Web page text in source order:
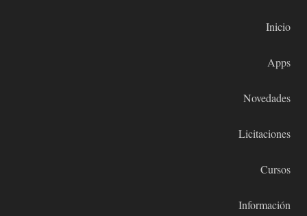
Inicio
Apps
Novedades
Licitaciones
Cursos
Información